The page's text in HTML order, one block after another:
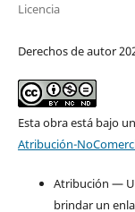
Licencia
Derechos de autor
Esta obra está bajo
Atribución-
Atribución —
brindar un